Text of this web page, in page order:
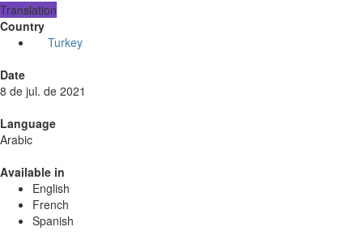
Translation
Country
Turkey
Date
8 de jul. de 2021
Language
Arabic
Available in
English
French
Spanish